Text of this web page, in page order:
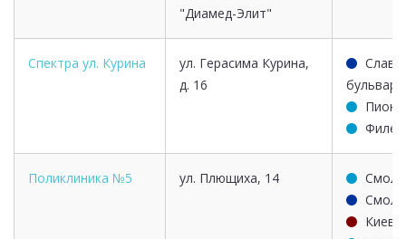
"Диамед-Элит"
Спектра ул. Курина
ул. Герасима Курина,
д. 16
бульвар
Поликлиника №5 ул. Плющиха, 14